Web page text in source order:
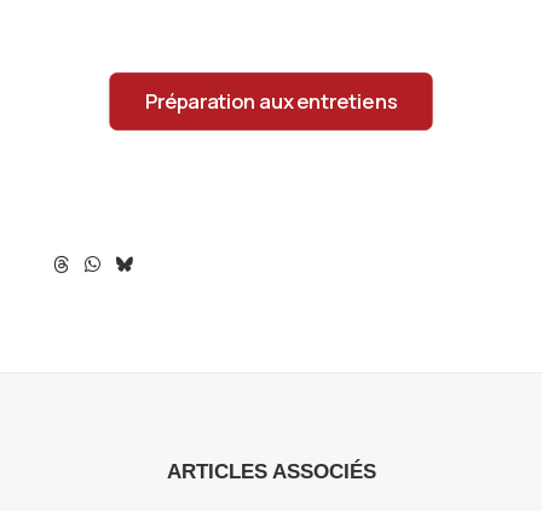
Préparation aux entretiens
ARTICLES ASSOCIÉS